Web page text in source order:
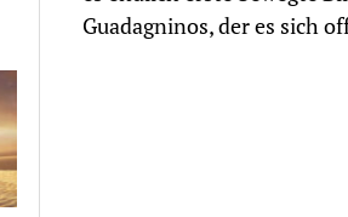
Guadagninos, der es sich